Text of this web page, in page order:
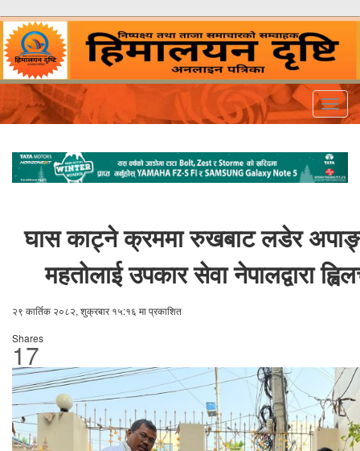
घास काट्ने क्रममा रुखबाट लडेर
महतोलाई उपकार सेवा नेपालद्वारा
२९ कार्तिक २०८२, शुक्रबार १५:१६ मा प्रकाशित
Shares
17